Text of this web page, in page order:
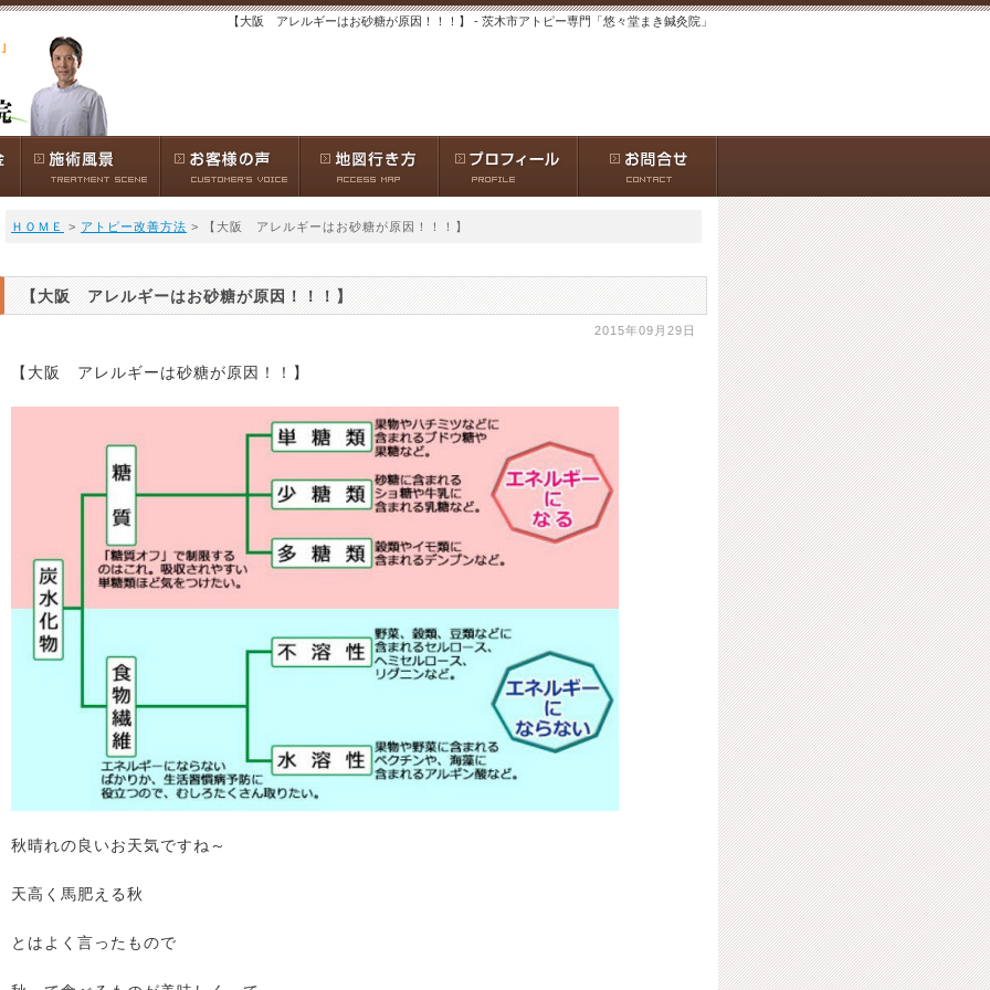
【大阪 アレルギーはお砂糖が原因！！！】 - 茨木市アトピー専門「悠々堂まき鍼灸院」
ＨＯＭＥ > アトピー改善方法 > 【大阪 アレルギーはお砂糖が原因！！！】
【大阪 アレルギーはお砂糖が原因！！！】
2015年09月29日
【大阪 アレルギーは砂糖が原因！！】
秋晴れの良いお天気ですね～
天高く馬肥える秋
とはよく言ったもので